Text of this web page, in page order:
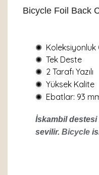
Bicycle Foil Back
✺ Koleksiyonluk
✺ Tek Deste
✺ 2 Tarafı Yazılı
✺ Yüksek Kalite
✺ Ebatlar: 93
İskambil destesi
sevilir. Bicycle